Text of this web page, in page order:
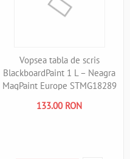
Vopsea tabla de scris
BlackboardPaint 1 L – Neagra
MagPaint Europe STMG18289
133.00 RON